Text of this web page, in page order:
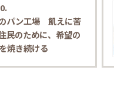
パン工場 飢えに苦
民のために、希望の
焼き続ける